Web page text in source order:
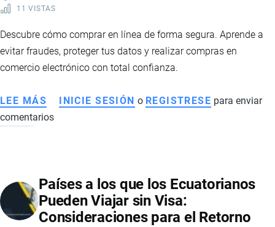
11 VISTAS
Descubre cómo comprar en línea de forma segura. Aprende a
evitar fraudes, proteger tus datos y realizar compras en
comercio electrónico con total confianza.
LEE MÁS SOBRE
CONSEJOS
INTERNET
DE
FORMA
INICIE SESIÓN o REGISTRESE para enviar
comentarios
Países a los que los Ecuatorianos
Pueden Viajar sin Visa:
Consideraciones para el Retorno